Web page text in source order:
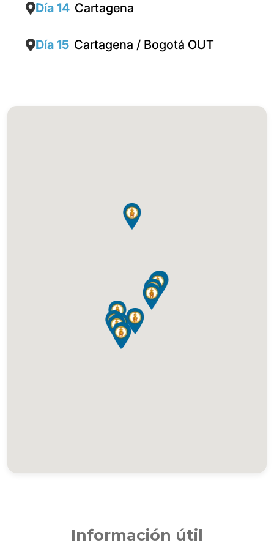
Día 14 Cartagena
Día 15 Cartagena / Bogotá OUT
Información útil